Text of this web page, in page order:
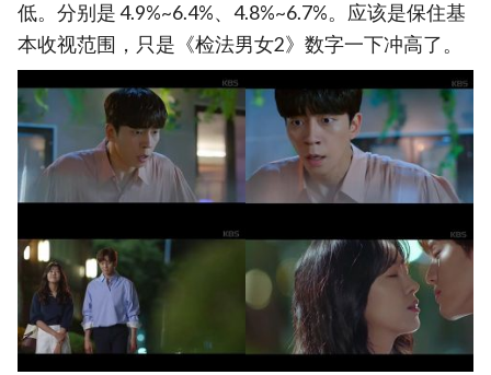
低。分别是 4.9%~6.4%、4.8%~6.7%。应该是保住基
本收视范围，只是《检法男女2》数字一下冲高了。